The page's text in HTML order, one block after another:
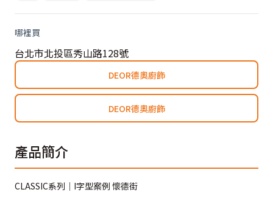
哪裡買
台北市北投區秀山路128號
DEOR德奧廚飾
DEOR德奧廚飾
產品簡介
CLASSIC系列｜I字型案例 懷德街